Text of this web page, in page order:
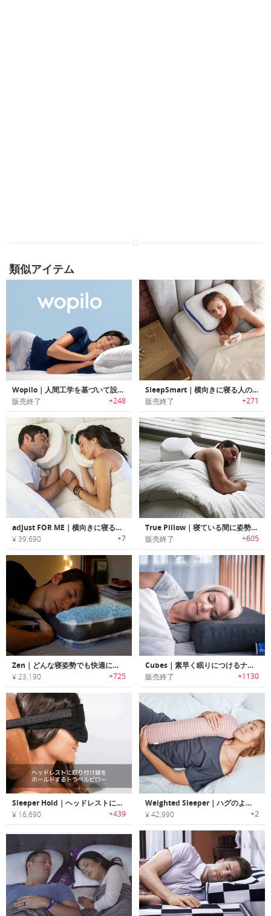
類似アイテム
Wopilo｜人間工学を基づいて設計されお好みに合わせて快適レベルを選べるピロー「ウォーピロー」
販売終了 +248
SleepSmart｜横向きに寝る人のために開発された高さ調節可能なスマートピロー「スリープスマート」
販売終了 +271
adJust FOR ME｜横向きに寝るユーザー用に設計された快眠ピロー「アジャストフォーミー」
¥ 39,690 +7
True Pillow｜寝ている間に姿勢を改善するピロー「トゥルーピロー」
販売終了 +605
Zen｜どんな寝姿勢でも快適に休める冷感ピロー「ゼン」
¥ 23,190 +725
Cubes｜素早く眠りにつけるナノテク素材グラフェンを使用した快眠ピロー「キューブス」
販売終了 +1130
Sleeper Hold｜ヘッドレストに取り付け頭をホールドするトラベルアイマスク「スリーパーホールド」
¥ 16,690 +439
Weighted Sleeper｜ハグのような感触で睡眠品質を向上する荷重抱き枕「ウェイトスリーパー」
¥ 42,990 +2